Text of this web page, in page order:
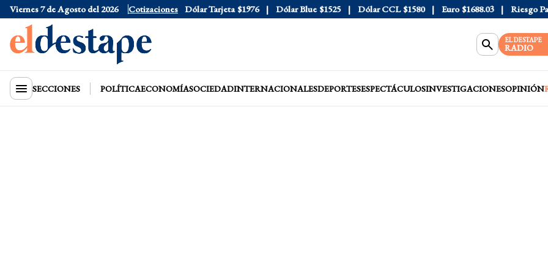
Viernes 7 de Agosto del 2026 Cotizaciones
Dólar Oficial $1520 Dólar Tarjeta $1976 Dólar Blue $1525 Dólar CCL $1580 Euro $1688.03 Riesgo País
EL DESTAPE
RADIO
SECCIONES POLÍTICAECONOMÍASOCIEDADINTERNACIONALESDEPORTESESPECTÁCULOSINVESTIGACIONESOPINIÓN